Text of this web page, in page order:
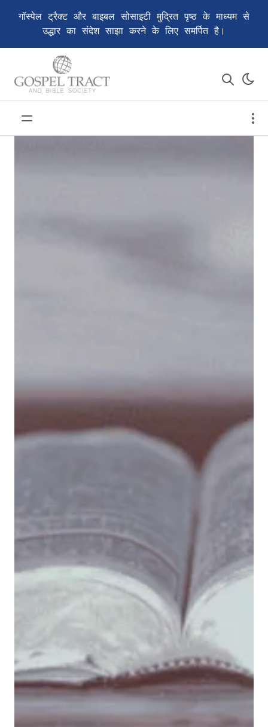
गॉस्पेल ट्रैक्ट और बाइबल सोसाइटी मुद्रित पृष्ठ के माध्यम से
उद्धार का संदेश साझा करने के लिए समर्पित है।